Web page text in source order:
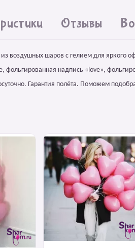
Отзывы
воздушных шаров с гелием для яркого
фольгированная надпись «love»,
Гарантия полёта. Поможем